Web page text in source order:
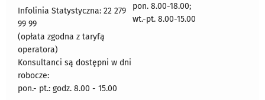
Infolinia Statystyczna: 22 279
99 99
(opłata zgodna z taryfą
operatora)
Konsultanci są dostępni w dni
robocze:
pon.- pt.: godz. 8.00 - 15.00
pon. 8.00-18.00;
wt.-pt. 8.00-15.00